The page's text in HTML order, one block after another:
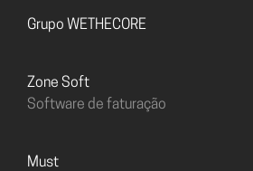
Grupo WETHECORE
Zone Soft
Software de faturação
must